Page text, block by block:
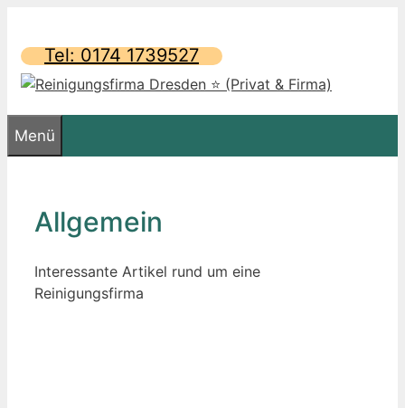
springenTel: 0174 1739527
Menü
Allgemein
Interessante Artikel rund um eine
Reinigungsfirma